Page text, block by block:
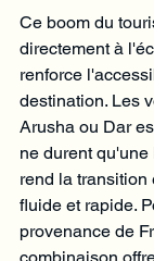
Ce boom du
directement à
renforce
destination. Les
Arusha ou Dar
ne durent
rend la transition
fluide et rapide.
provenance de